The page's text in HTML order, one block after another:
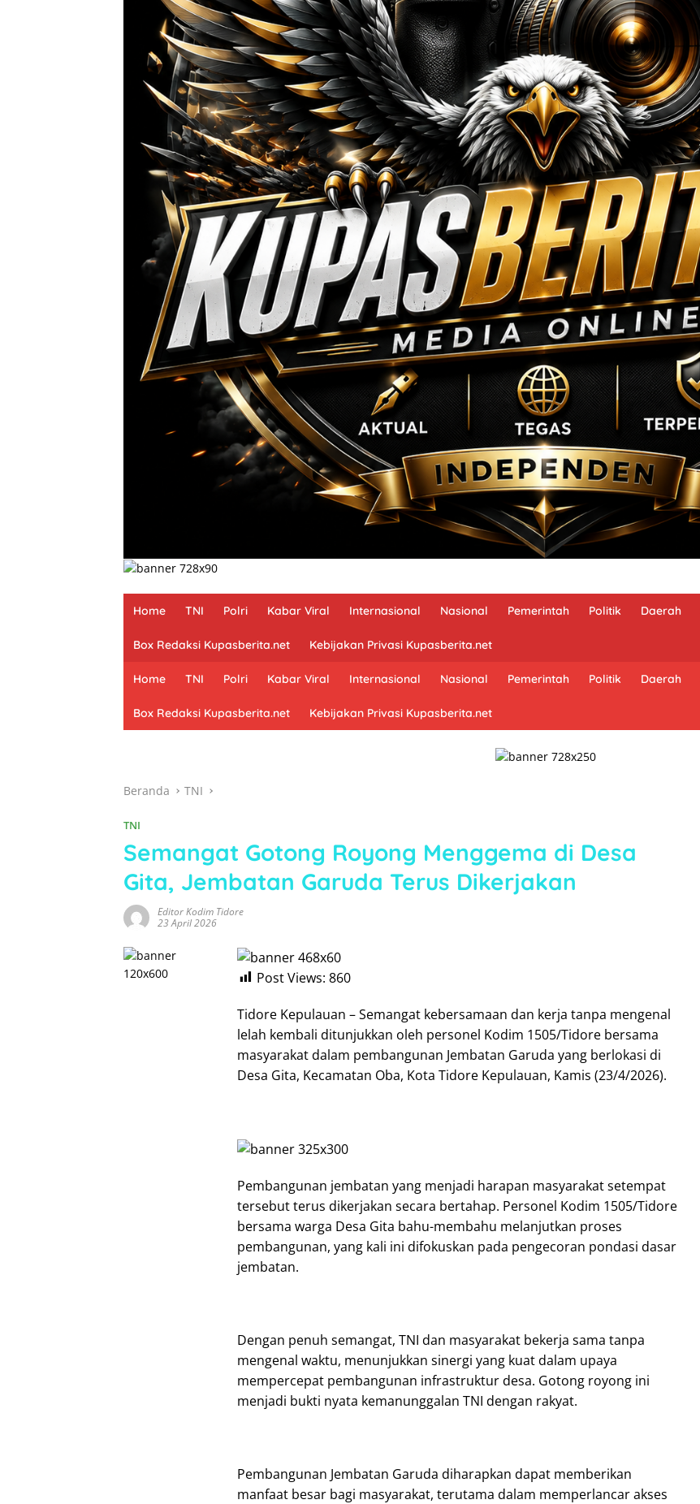
Home TNI Polri Kabar Viral Internasional Nasional Pemerintah Politik Daerah
Box Redaksi Kupasberita.net Kebijakan Privasi Kupasberita.net
Home TNI Polri Kabar Viral Internasional Nasional Pemerintah Politik Daerah
Box Redaksi Kupasberita.net Kebijakan Privasi Kupasberita.net
Beranda TNI
TNI
Semangat Gotong Royong Menggema di Desa
Gita, Jembatan Garuda Terus Dikerjakan
Editor Kodim Tidore
23 April 2026
Post Views: 860
Tidore Kepulauan – Semangat kebersamaan dan kerja tanpa mengenal
lelah kembali ditunjukkan oleh personel Kodim 1505/Tidore bersama
masyarakat dalam pembangunan Jembatan Garuda yang berlokasi di
Desa Gita, Kecamatan Oba, Kota Tidore Kepulauan, Kamis (23/4/2026).
Pembangunan jembatan yang menjadi harapan masyarakat setempat
tersebut terus dikerjakan secara bertahap. Personel Kodim 1505/Tidore
bersama warga Desa Gita bahu-membahu melanjutkan proses
pembangunan, yang kali ini difokuskan pada pengecoran pondasi dasar
jembatan.
Dengan penuh semangat, TNI dan masyarakat bekerja sama tanpa
mengenal waktu, menunjukkan sinergi yang kuat dalam upaya
mempercepat pembangunan infrastruktur desa. Gotong royong ini
menjadi bukti nyata kemanunggalan TNI dengan rakyat.
Pembangunan Jembatan Garuda diharapkan dapat memberikan
manfaat besar bagi masyarakat, terutama dalam memperlancar akses